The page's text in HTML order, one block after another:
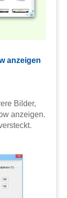
anzeigen
Bilder,
anzeigen.